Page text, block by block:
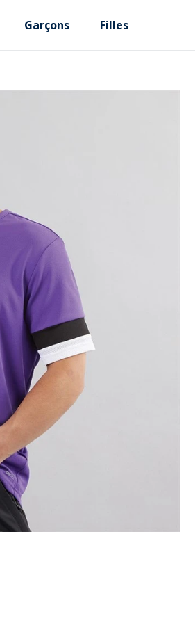
Garçons Filles